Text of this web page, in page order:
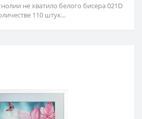
не хватило белого бисера 021D
110 штук...